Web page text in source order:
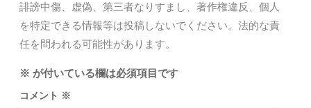
誹謗中傷、虚偽、第三者なりすまし、著作権違反、個人
を特定できる情報等は投稿しないでください。法的な責
任を問われる可能性があります。
※ が付いている欄は必須項目です
コメント ※